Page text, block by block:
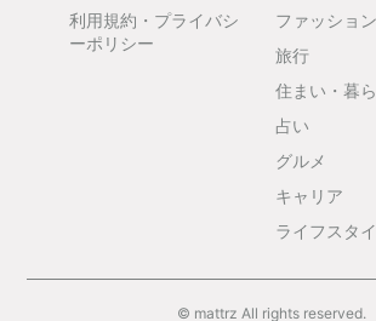
利用規約・プライバシ
ーポリシー
ファッション
旅行
住まい・暮
占い
グルメ
キャリア
ライフスタ
© mattrz All rights reserved.